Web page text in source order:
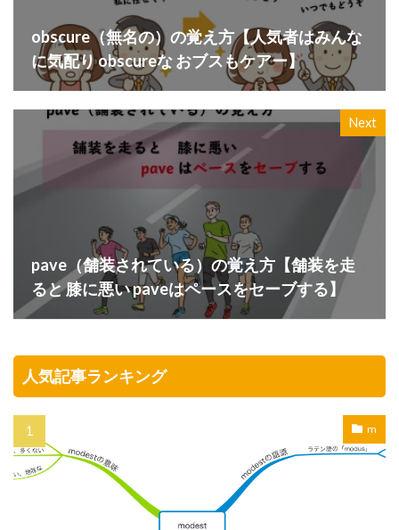
obscure（無名の）の覚え方【人気者はみんな
に気配り obscureな おブスもケアー】
Next
pave（舗装されている）の覚え方【舗装を走
ると 膝に悪い paveはペースをセーブする】
人気記事ランキング
m